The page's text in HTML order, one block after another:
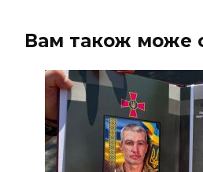
Вам також може